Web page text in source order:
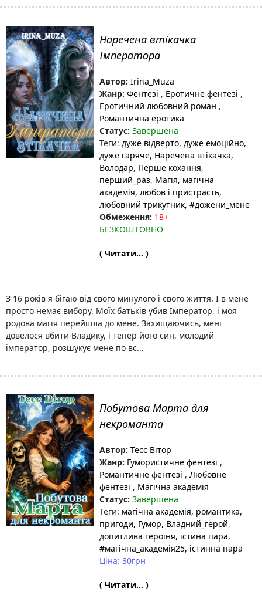
Наречена втікачка
Імператора
Автор: Irina_Muza
Жанр: Фентезі , Еротичне фентезі ,
Еротичний любовний роман ,
Романтична еротика
Статус: Завершена
Теги: дуже відверто, дуже емоційно,
дуже гаряче, Наречена втікачка,
Володар, Перше кохання,
перший_раз, Магія, магічна
академія, любов і пристрасть,
любовний трикутник, #дожени_мене
Обмеження: 18+
БЕЗКОШТОВНО
( Читати... )
З 16 років я бігаю від свого минулого і свого життя. І в мене
просто немає вибору. Моїх батьків убив Імператор, і моя
родова магія перейшла до мене. Захищаючись, мені
довелося вбити Владику, і тепер його син, молодий
імператор, розшукує мене по вс...
Побутова Марта для
некроманта
Автор: Тесс Вітор
Жанр: Гумористичне фентезі ,
Романтичне фентезі , Любовне
фентезі , Магічна академія
Статус: Завершена
Теги: магічна академія, романтика,
пригоди, Гумор, Владний_герой,
допитлива героїня, істина пара,
#магічна_академія25, істинна пара
Ціна: 30грн
( Читати... )